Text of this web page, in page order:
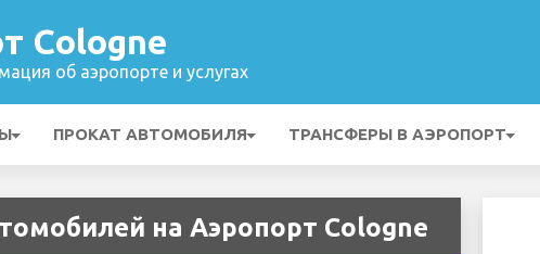
Cologne
об аэропорте и услугах
ПРОКАТ АВТОМОБИЛЯ ТРАНСФЕРЫ В АЭРОПОРТ
на Аэропорт Cologne